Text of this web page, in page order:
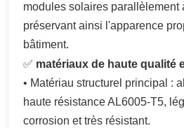
modules solaires parallèlement
préservant ainsi l'apparence
bâtiment.
✅ matériaux de haute qualité
• Matériau structurel principal :
haute résistance AL6005-T5,
corrosion et très résistant.